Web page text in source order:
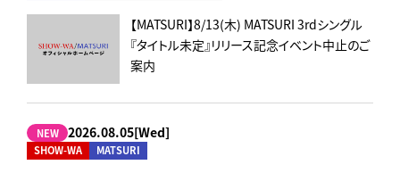
【MATSURI】8/13(木) MATSURI 3rdシングル
『タイトル未定』リリース記念イベント中止のご
案内
NEW 2026.08.05[Wed]
SHOW-WA MATSURI